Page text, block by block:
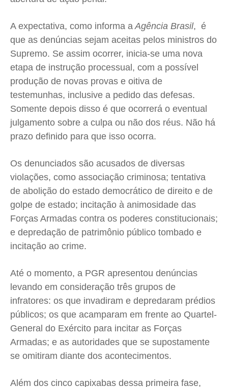
A expectativa, como informa aAgência Brasil, é
que as denúncias sejam aceitas pelos ministros do
Supremo. Se assim ocorrer, inicia-se uma nova
etapa de instrução processual, com a possível
produção de novas provas e oitiva de
testemunhas, inclusive a pedido das defesas.
Somente depois disso é que ocorrerá o eventual
julgamento sobre a culpa ou não dos réus. Não há
prazo definido para que isso ocorra.
Os denunciados são acusados de diversas
violações, como associação criminosa; tentativa
de abolição do estado democrático de direito e de
golpe de estado; incitação à animosidade das
Forças Armadas contra os poderes constitucionais;
e depredação de patrimônio público tombado e
incitação ao crime.
Até o momento, a PGR apresentou denúncias
levando em consideração três grupos de
infratores: os que invadiram e depredaram prédios
públicos; os que acamparam em frente ao Quartel-
General do Exército para incitar as Forças
Armadas; e as autoridades que se supostamente
se omitiram diante dos acontecimentos.
Além dos cinco capixabas dessa primeira fase,